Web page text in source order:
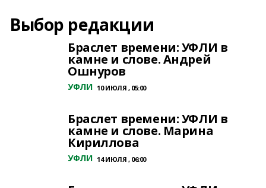
Выбор редакции
Браслет времени: УФЛИ в
камне и слове. Андрей
Ошнуров
УФЛИ 10 ИЮЛЯ , 05:00
Браслет времени: УФЛИ в
камне и слове. Марина
Кириллова
УФЛИ 14 ИЮЛЯ , 06:00